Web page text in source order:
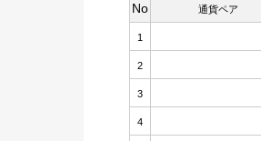
No 通貨ペア
1
2
3
4